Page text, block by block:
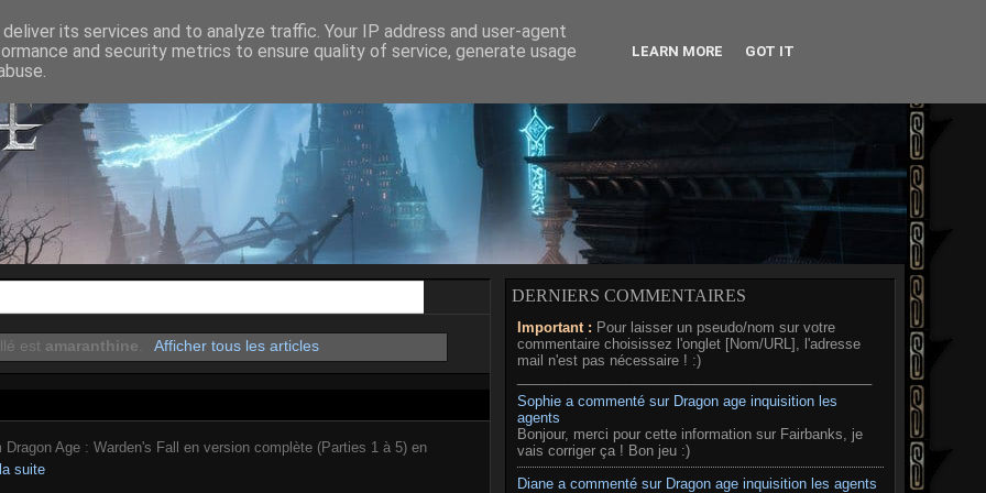
AGE II DRAGON AGE INQUISITION DRAGON AGE THE VEILGUARD MÉDIAS
est amaranthine Afficher tous les articles
Dragon Age : Warden's Fall en version complète (Parties 1 à 5) en
suite
DERNIERS COMMENTAIRES
Important : Pour laisser un pseudo/nom sur votre
commentaire choisissez l'onglet [Nom/URL], l'adresse
mail n'est pas nécessaire ! :)
Sophie a commenté sur Dragon age inquisition les
agents
Bonjour, merci pour cette information sur Fairbanks, je
vais corriger ça ! Bon jeu :)
Diane a commenté sur Dragon age inquisition les agents
its services and to analyze traffic. Your IP address and user-agent
and security metrics to ensure quality of service, generate usage
LEARN MORE GOT IT